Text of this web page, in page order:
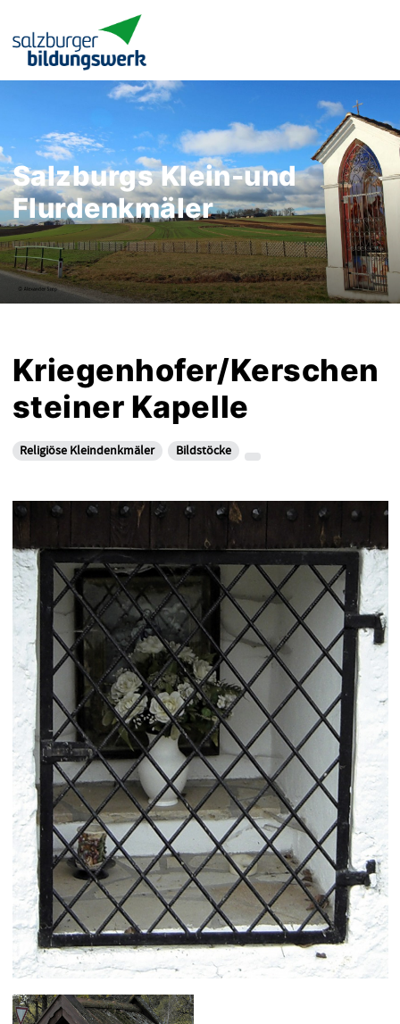
Salzburgs Klein-und
Flurdenkmäler
Kriegenhofer/Kerschen
steiner Kapelle
Religiöse Kleindenkmäler Bildstöcke